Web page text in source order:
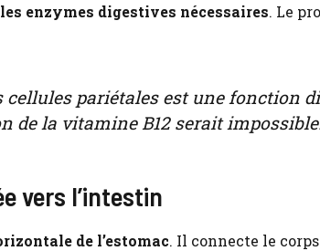
enzymes digestives nécessaires. Le
pariétales est une fonction
de la vitamine B12 serait
vers l’intestin
de l’estomac. Il connecte le